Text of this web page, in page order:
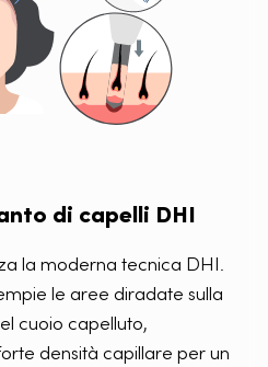
di capelli DHI
la moderna tecnica DHI.
le aree diradate sulla
cuoio capelluto,
densità capillare per un